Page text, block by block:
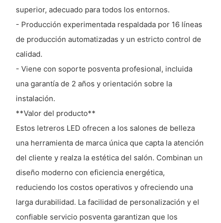
superior, adecuado para todos los entornos.
- Producción experimentada respaldada por 16 líneas
de producción automatizadas y un estricto control de
calidad.
- Viene con soporte posventa profesional, incluida
una garantía de 2 años y orientación sobre la
instalación.
**Valor del producto**
Estos letreros LED ofrecen a los salones de belleza
una herramienta de marca única que capta la atención
del cliente y realza la estética del salón. Combinan un
diseño moderno con eficiencia energética,
reduciendo los costos operativos y ofreciendo una
larga durabilidad. La facilidad de personalización y el
confiable servicio posventa garantizan que los